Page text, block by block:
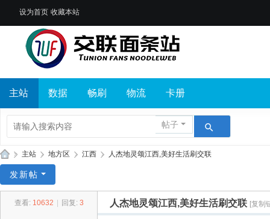
设为首页 收藏本站
主站 数据 畅刷 物流 卡册
帖子
联
» 主站 › 地方区 › 江西 › 人杰地灵颂江西,美好生活刷交联
发新帖
查看: 10632 回复: 3 人杰地灵颂江西,美好生活刷交联 [复制